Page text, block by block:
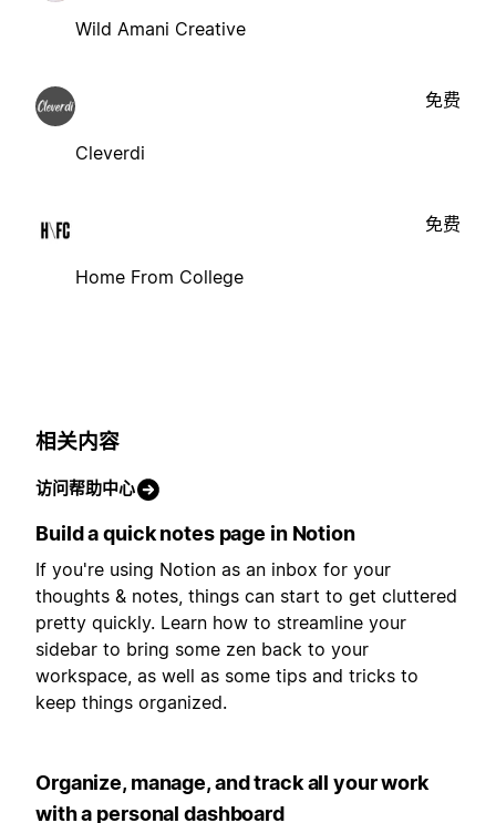
Wild Amani Creative
Cleverdi
免费
Home From College
免费
相关内容
访问帮助中心
Build a quick notes page in Notion
If you're using Notion as an inbox for your
thoughts & notes, things can start to get cluttered
pretty quickly. Learn how to streamline your
sidebar to bring some zen back to your
workspace, as well as some tips and tricks to
keep things organized.
Organize, manage, and track all your work
with a personal dashboard